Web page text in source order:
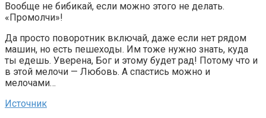
Вообще не бибикай, если можно этого не делать.
«Промолчи»!
Да просто поворотник включай, даже если нет рядом
машин, но есть пешеходы. Им тоже нужно знать, куда
ты едешь. Уверена, Бог и этому будет рад! Потому что и
в этой мелочи — Любовь. А спастись можно и
мелочами…
Источник